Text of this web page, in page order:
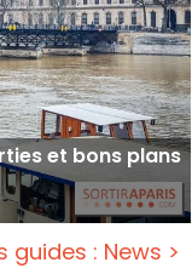
et bons plans
guides : News >